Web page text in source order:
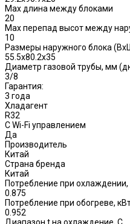
Max длина между блоками
20
Max перепад высот между
10
Размеры наружного блока
55.5x80.2x35
Диаметр газовой трубы, мм
3/8
Гарантия:
3 года
Хладагент
R32
С Wi-Fi управлением
Да
Производитель
Китай
Страна бренда
Китай
Потребление при охлаждении,
0.875
Потребление при обогреве,
0.952
Диапазон t на охлаждение, С